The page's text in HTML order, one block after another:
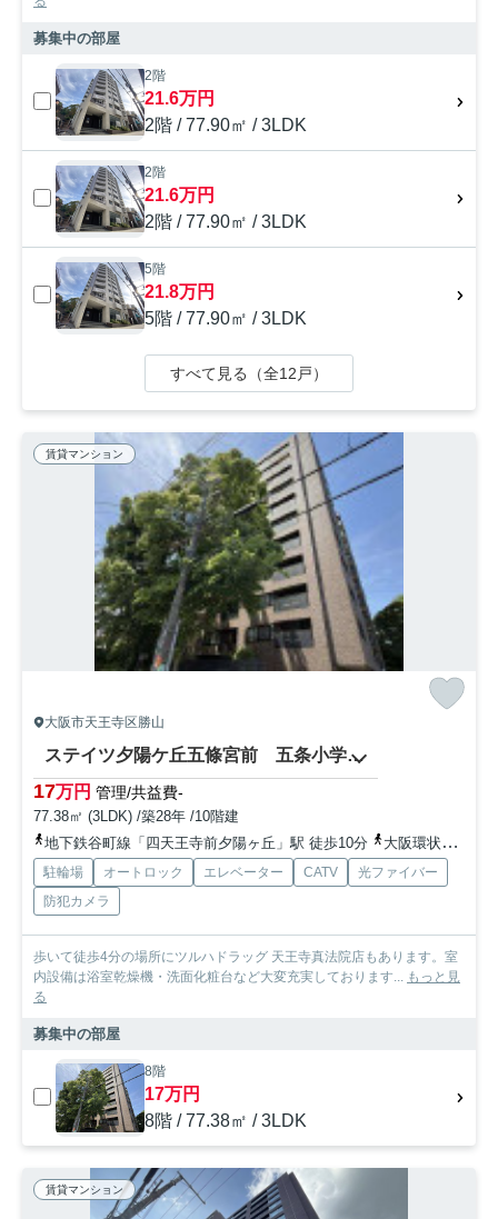
募集中の部屋
2階
21.6万円
2階 / 77.90㎡ / 3LDK
2階
21.6万円
2階 / 77.90㎡ / 3LDK
5階
21.8万円
5階 / 77.90㎡ / 3LDK
すべて見る（全12戸）
賃貸マンション
大阪市天王寺区勝山
ステイツ夕陽ケ丘五條宮前 五条小学校区
17万円 管理/共益費-
77.38㎡ (3LDK) /築28年 /10階建
地下鉄谷町線「四天王寺前夕陽ヶ丘」駅 徒歩10分
大阪環状線「桃谷」駅 徒歩13分
駐輪場 オートロック エレベーター CATV
光ファイバー
防犯カメラ
歩いて徒歩4分の場所にツルハドラッグ 天王寺真法院店もあります。室
内設備は浴室乾燥機・洗面化粧台など大変充実しております... もっと見
る
募集中の部屋
8階
17万円
8階 / 77.38㎡ / 3LDK
賃貸マンション